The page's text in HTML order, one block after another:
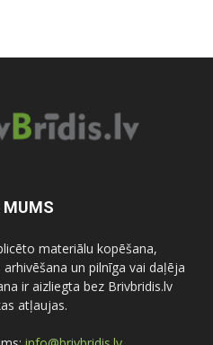
MUMS
materiālu kopēšana,
un pilnīga vai daļēja
ir aizliegta bez Brivbridis.lv
atļaujas.